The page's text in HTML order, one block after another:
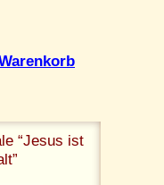
“Jesus ist